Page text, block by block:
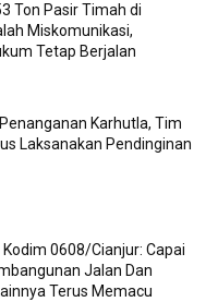
Ton Pasir Timah di
Miskomunikasi,
Tetap Berjalan
Karhutla, Tim
Laksanakan Pendinginan
0608/Cianjur: Capai
Jalan Dan
Terus Memacu